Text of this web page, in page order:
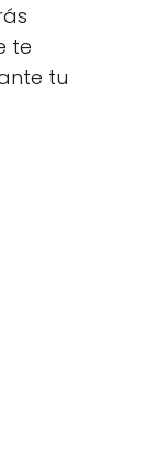
te
tu